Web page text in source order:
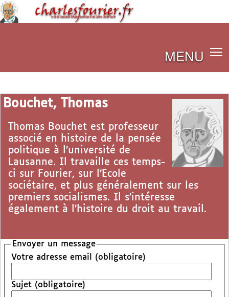
MENU
Bouchet, Thomas
Thomas Bouchet est professeur
associé en histoire de la pensée
politique à l’université de
Lausanne. Il travaille ces temps-
ci sur Fourier, sur l’Ecole
sociétaire, et plus généralement sur les
premiers socialismes. Il s’intéresse
également à l’histoire du droit au travail.
Envoyer un message
Votre adresse email (obligatoire)
Sujet (obligatoire)